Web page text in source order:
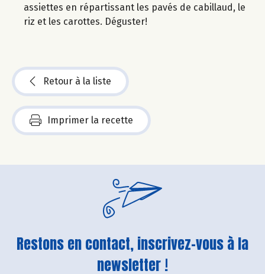
assiettes en répartissant les pavés de cabillaud, le
riz et les carottes. Déguster!
Retour à la liste
Imprimer la recette
Restons en contact, inscrivez-vous à la
newsletter !